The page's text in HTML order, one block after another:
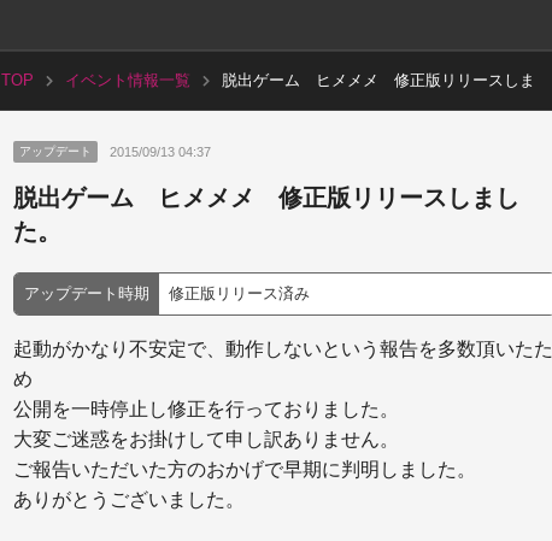
TOP イベント情報一覧
脱出ゲーム ヒメメメ 修正版リリースしま
アップデート 2015/09/13 04:37
脱出ゲーム ヒメメメ 修正版リリースしまし
た。
アップデート時期 修正版リリース済み
起動がかなり不安定で、動作しないという報告を多数頂いたた
め
公開を一時停止し修正を行っておりました。
大変ご迷惑をお掛けして申し訳ありません。
ご報告いただいた方のおかげで早期に判明しました。